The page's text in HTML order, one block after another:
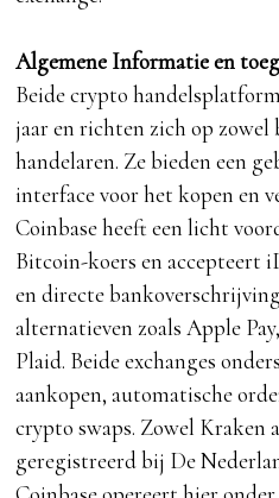
Algemene Informatie en
Beide crypto
jaar en richten zich op zowel
handelaren. Ze bieden een
interface voor het kopen en
Coinbase heeft een licht
Bitcoin-koers en accepteert
en directe
alternatieven zoals Apple
Plaid. Beide exchanges
aankopen, automatische
crypto swaps. Zowel Kraken
geregistreerd bij De